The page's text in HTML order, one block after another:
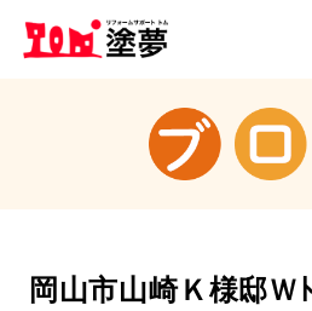
岡山市山崎Ｋ様邸Ｗ